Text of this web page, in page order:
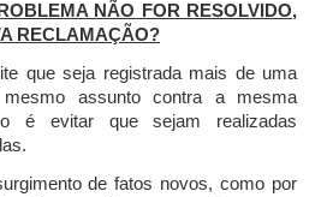
NÃO FOR RESOLVIDO,
RECLAMAÇÃO?
que seja registrada mais de uma
assunto contra a mesma
é evitar que sejam realizadas
de fatos novos, como por